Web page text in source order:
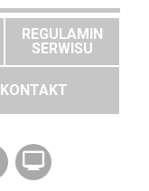
REGULAMIN
SERWISU
KONTAKT